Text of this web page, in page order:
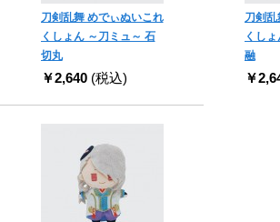
刀剣乱舞 めでぃぬいこれ
くしょん ～刀ミュ～ 石
切丸
￥2,640 (税込)
刀剣
くし
融
￥